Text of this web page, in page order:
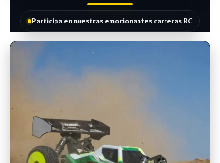
Participa en nuestras emocionantes carreras RC
INSCRIPCIONES ABIERTAS